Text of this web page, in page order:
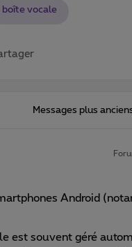
boîte vocale
Messages plus
Android
est souvent géré